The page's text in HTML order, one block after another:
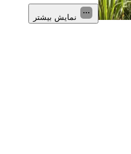
نمایش بیشتر